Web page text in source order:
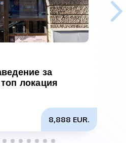
за
локация
8,888 EUR.